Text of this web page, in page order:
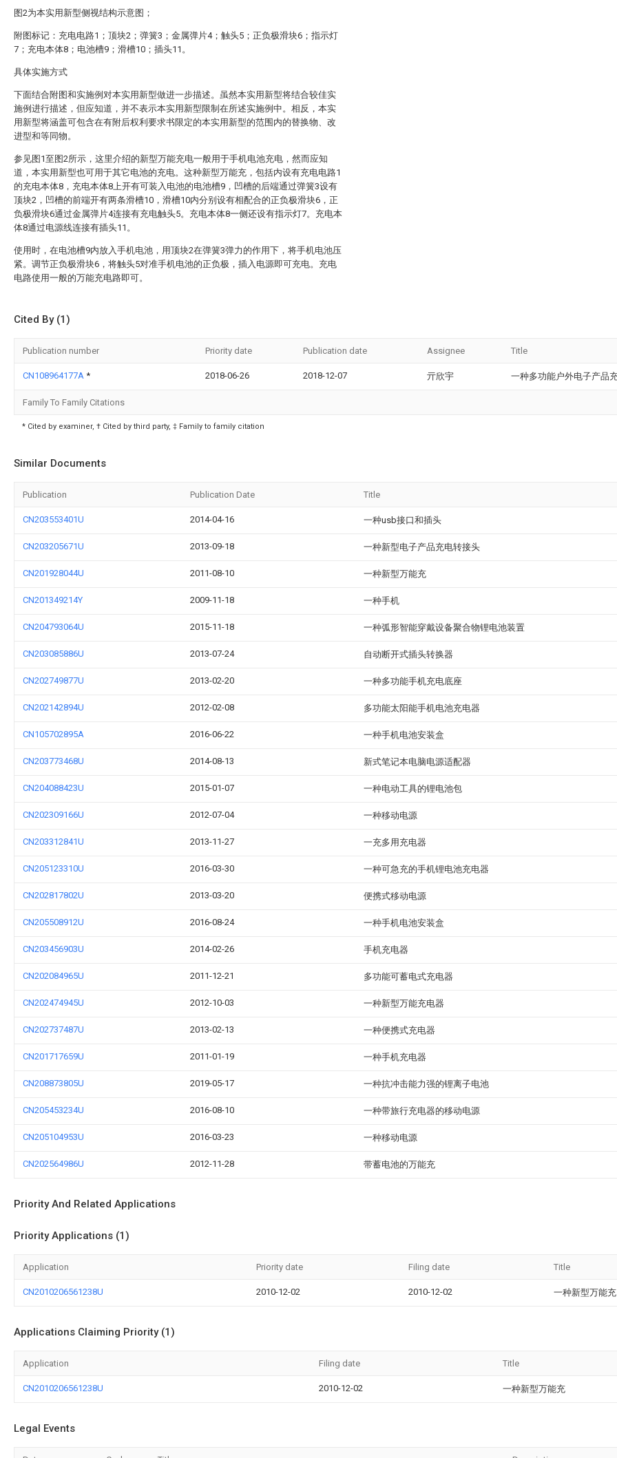
图2为本实用新型侧视结构示意图；
附图标记：充电电路1；顶块2；弹簧3；金属弹片4；触头5；正负极滑块6；指示灯
7；充电本体8；电池槽9；滑槽10；插头11。
具体实施方式
下面结合附图和实施例对本实用新型做进一步描述。虽然本实用新型将结合较佳实
施例进行描述，但应知道，并不表示本实用新型限制在所述实施例中。相反，本实
用新型将涵盖可包含在有附后权利要求书限定的本实用新型的范围内的替换物、改
进型和等同物。
参见图1至图2所示，这里介绍的新型万能充电一般用于手机电池充电，然而应知
道，本实用新型也可用于其它电池的充电。这种新型万能充，包括内设有充电电路1
的充电本体8，充电本体8上开有可装入电池的电池槽9，凹槽的后端通过弹簧3设有
顶块2，凹槽的前端开有两条滑槽10，滑槽10内分别设有相配合的正负极滑块6，正
负极滑块6通过金属弹片4连接有充电触头5。充电本体8一侧还设有指示灯7。充电本
体8通过电源线连接有插头11。
使用时，在电池槽9内放入手机电池，用顶块2在弹簧3弹力的作用下，将手机电池压
紧。调节正负极滑块6，将触头5对准手机电池的正负极，插入电源即可充电。充电
电路使用一般的万能充电路即可。
Cited By (1)
Publication number Priority date Publication date Assignee Title
CN108964177A * 2018-06-26 2018-12-07 亓欣宇 一种多功能户外电子产品
Family To Family Citations
* Cited by examiner, † Cited by third party, ‡ Family to family citation
Similar Documents
Publication Publication Date Title
CN203553401U 2014-04-16 一种usb接口和插头
CN203205671U 2013-09-18 一种新型电子产品充电转接头
CN201928044U 2011-08-10 一种新型万能充
CN201349214Y 2009-11-18 一种手机
CN204793064U 2015-11-18 一种弧形智能穿戴设备聚合物锂电池装置
CN203085886U 2013-07-24 自动断开式插头转换器
CN202749877U 2013-02-20 一种多功能手机充电底座
CN202142894U 2012-02-08 多功能太阳能手机电池充电器
CN105702895A 2016-06-22 一种手机电池安装盒
CN203773468U 2014-08-13 新式笔记本电脑电源适配器
CN204088423U 2015-01-07 一种电动工具的锂电池包
CN202309166U 2012-07-04 一种移动电源
CN203312841U 2013-11-27 一充多用充电器
CN205123310U 2016-03-30 一种可急充的手机锂电池充电器
CN202817802U 2013-03-20 便携式移动电源
CN205508912U 2016-08-24 一种手机电池安装盒
CN203456903U 2014-02-26 手机充电器
CN202084965U 2011-12-21 多功能可蓄电式充电器
CN202474945U 2012-10-03 一种新型万能充电器
CN202737487U 2013-02-13 一种便携式充电器
CN201717659U 2011-01-19 一种手机充电器
CN208873805U 2019-05-17 一种抗冲击能力强的锂离子电池
CN205453234U 2016-08-10 一种带旅行充电器的移动电源
CN205104953U 2016-03-23 一种移动电源
CN202564986U 2012-11-28 带蓄电池的万能充
Priority And Related Applications
Priority Applications (1)
Application Priority date Filing date Title
CN2010206561238U 2010-12-02 2010-12-02 一种新型万能充
Applications Claiming Priority (1)
Application Filing date Title
CN2010206561238U 2010-12-02 一种新型万能充
Legal Events